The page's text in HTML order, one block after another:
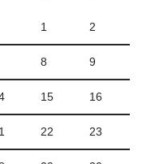
1 2
8 9
15 16
22 23